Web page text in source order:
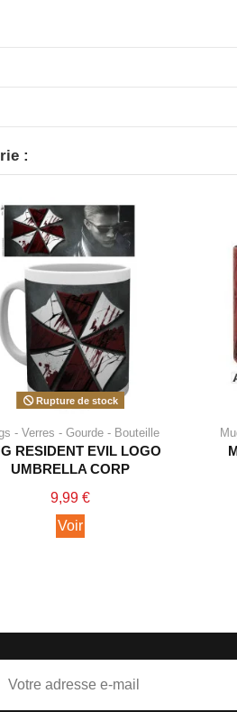
:
Rupture de stock
- Verres - Gourde - Bouteille
RESIDENT EVIL LOGO
UMBRELLA CORP
9,99 €
Voir